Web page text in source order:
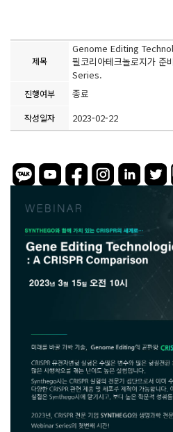
제목
Genome Editing
필코리아테크놀로지가
Series.
진행여부 종료
작성일자 2023-02-22